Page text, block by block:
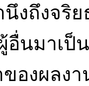
งถึงจริ
นมาเป็
งผลงา